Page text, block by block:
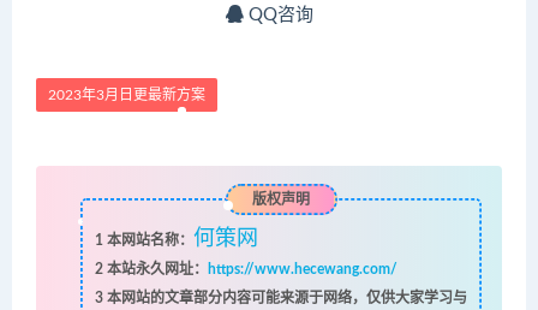
QQ咨询
2023年3月日更最新方案
版权声明
1 本网站名称： 何策网
2本站永久网址：
https://www.hecewang.com/
3本网站的文章部分内容可能来源于网络，仅供大家学习与